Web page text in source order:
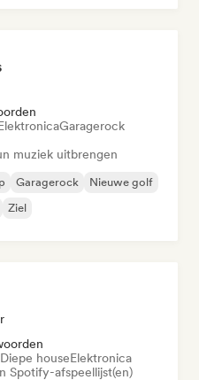
Garagerock
muziek uitbrengen
Garagerock
Nieuwe golf
Ziel
Diepe houseElektronica
Spotify-afspeellijst(en)